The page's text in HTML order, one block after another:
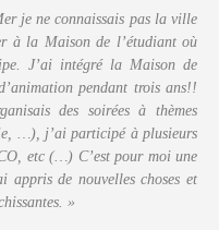
je ne connaissais pas la ville
à la Maison de l’étudiant où
J’ai intégré la Maison de
pendant trois ans!!
des soirées à thèmes
…), j’ai participé à plusieurs
etc (…) C’est pour moi une
appris de nouvelles choses et
»